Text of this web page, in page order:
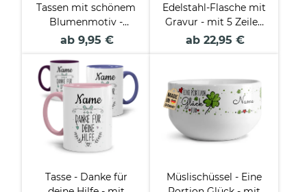
Tassen mit schönem
Blumenmotiv -
Allerbeste
ab 9,95 €
Edelstahl-Flasche mit
Gravur - mit 5 Zeilen
Wunschtext - 5
ab 22,95 €
Tasse - Danke für
Müslischüssel - Eine